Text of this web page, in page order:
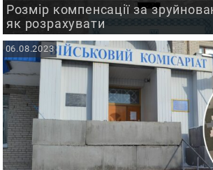
Розмір компенсації за
як розрахувати
06.08.2023